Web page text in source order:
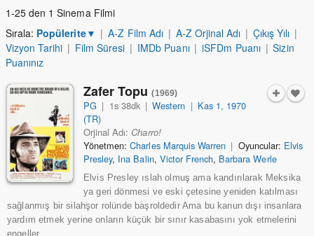
1-25 den 1 Sinema Filmi
Sırala: Popülerite▼ | A-Z Film Adı | A-Z Orjinal Adı | Çıkış Yılı |
Vizyon Tarihi | Film Süresi | IMDb Puanı | iSFDm Puanı | Sizin
Puanınız
Zafer Topu(1969)
PG | 1s 38dk | Western | Kas 1, 1970
(TR)
Orjinal Adı: Charro!
Yönetmen: Charles Marquis Warren | Oyuncular: Elvis
Presley, Ina Balin, Victor French, Barbara Werle
Elvis Presley ıslah olmuş ama kandırılarak Meksika
ya geri dönmesi ve eski çetesine yeniden katılması
sağlanmış bir silahşor rolünde başroldedir Ama bu kanun dışı insanlara
yardım etmek yerine onların küçük bir sınır kasabasını yok etmelerini
engeller...